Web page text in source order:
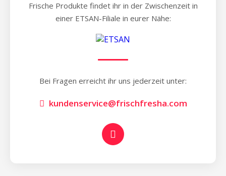
Frische Produkte findet ihr in der Zwischenzeit in
einer ETSAN-Filiale in eurer Nähe:
Bei Fragen erreicht ihr uns jederzeit unter:
kundenservice@frischfresha.com